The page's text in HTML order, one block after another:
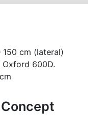
150 cm (lateral)
600D.